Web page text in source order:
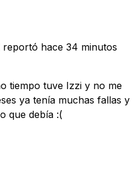
reportó hace 34 minutos
tiempo tuve Izzi y no me
ya tenía muchas fallas y
que debía :(